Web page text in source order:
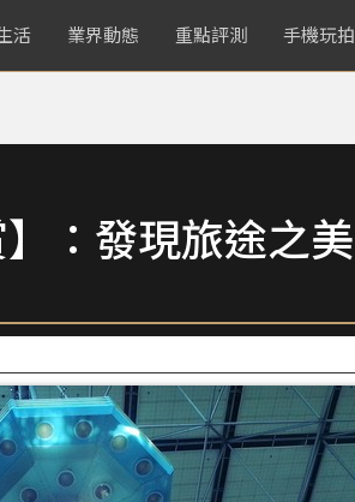
活 業界動態 重點評測 手機玩拍
：發現旅途之美